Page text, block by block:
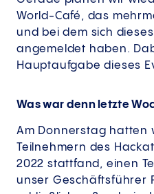
World-Café, das
und bei dem sich
angemeldet haben.
Hauptaufgabe dieses
Was war denn letzte
Am Donnerstag hatten
Teilnehmern des
2022 stattfand, einen
unser Geschäftsführer